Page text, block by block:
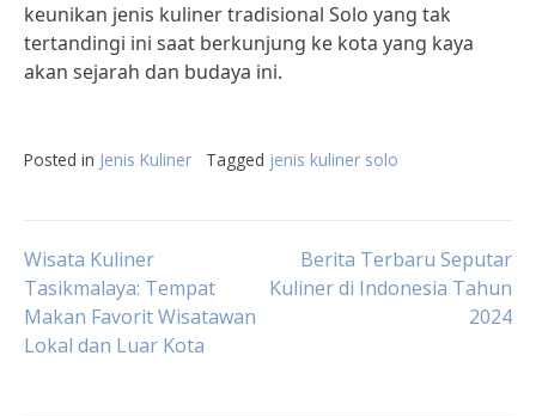
keunikan jenis kuliner tradisional Solo yang tak
tertandingi ini saat berkunjung ke kota yang kaya
akan sejarah dan budaya ini.
Posted in Jenis Kuliner Tagged jenis kuliner solo
Post
navigation
Wisata Kuliner
Tasikmalaya: Tempat
Makan Favorit Wisatawan
Lokal dan Luar Kota
Berita Terbaru Seputar
Kuliner di Indonesia Tahun
2024